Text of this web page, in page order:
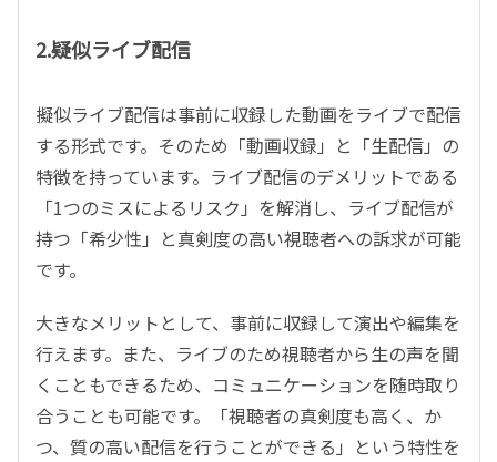
2.疑似ライブ配信
擬似ライブ配信は事前に収録した動画をライブで配信
する形式です。そのため「動画収録」と「生配信」の
特徴を持っています。ライブ配信のデメリットである
「1つのミスによるリスク」を解消し、ライブ配信が
持つ「希少性」と真剣度の高い視聴者への訴求が可能
です。
大きなメリットとして、事前に収録して演出や編集を
行えます。また、ライブのため視聴者から生の声を聞
くこともできるため、コミュニケーションを随時取り
合うことも可能です。「視聴者の真剣度も高く、か
つ、質の高い配信を行うことができる」という特性を